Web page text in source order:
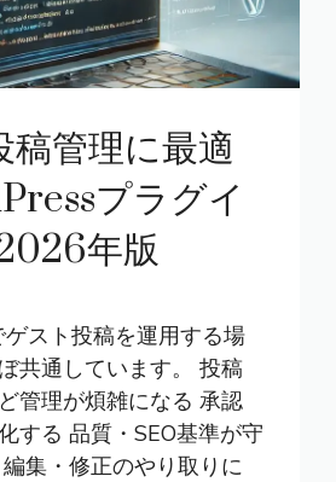
稿管理に最適
プラグイ
年版
スト投稿を運用する場
共通しています。 投稿
管理が煩雑になる 承認
する 品質・SEO基準が守
集・修正のやり取りに